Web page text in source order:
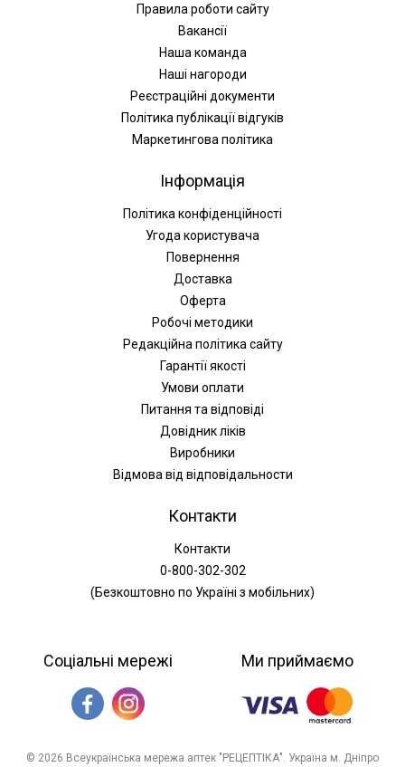
Правила роботи сайту
Вакансії
Наша команда
Наші нагороди
Реєстраційні документи
Політика публікації відгуків
Маркетингова політика
Інформація
Політика конфіденційності
Угода користувача
Повернення
Доставка
Оферта
Робочі методики
Редакційна політика сайту
Гарантії якості
Умови оплати
Питання та відповіді
Довідник ліків
Виробники
Відмова від відповідальности
Контакти
Контакти
0-800-302-302
(Безкоштовно по Україні з мобільних)
Соціальні мережі Ми приймаємо
© 2026 Всеукраїнська мережа аптек "РЕЦЕПТІКА". Україна м. Дніпро